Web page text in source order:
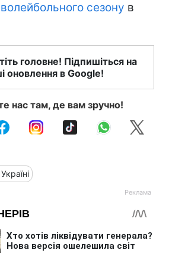
сезону в
головне! Підпишіться на
оновлення в Google!
нас там, де вам зручно!